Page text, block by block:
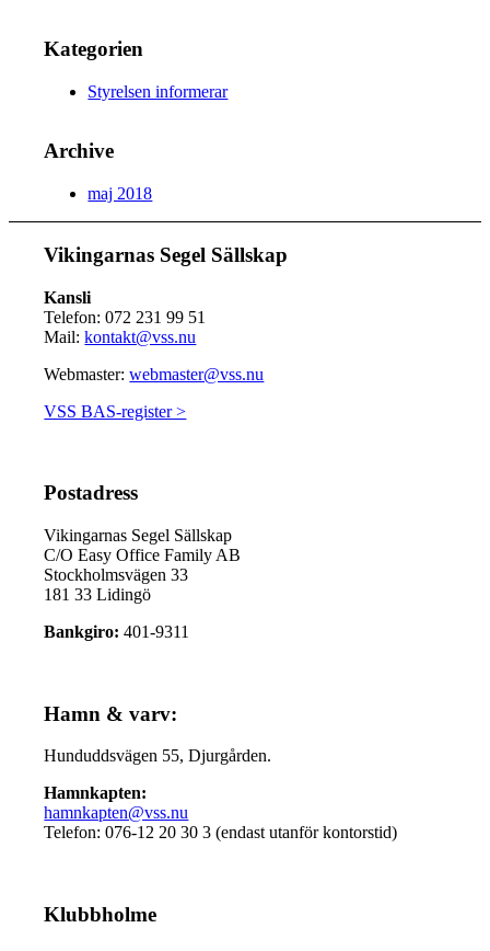
Kategorien
Styrelsen informerar
Archive
maj 2018
Vikingarnas Segel Sällskap
Kansli
Telefon: 072 231 99 51
Mail:kontakt@vss.nu
Webmaster:webmaster@vss.nu
VSS BAS-register >
Postadress
Vikingarnas Segel Sällskap
C/O Easy Office Family AB
Stockholmsvägen 33
181 33 Lidingö
Bankgiro:401-9311
Hamn & varv:
Hunduddsvägen 55, Djurgården.
Hamnkapten:
hamnkapten@vss.nu
Telefon: 076-12 20 30 3 (endast utanför kontorstid)
Klubbholme